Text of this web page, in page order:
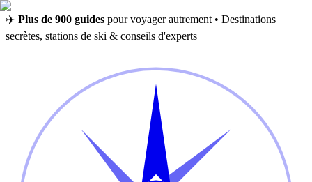
✈️ Plus de 900 guides pour voyager autrement • Destinations
secrètes, stations de ski & conseils d'experts